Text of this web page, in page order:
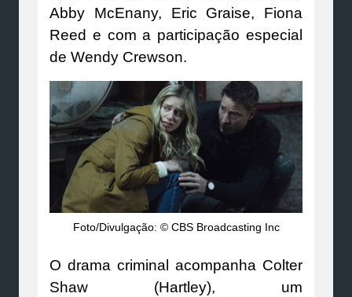
Abby McEnany, Eric Graise, Fiona
Reed e com a participação especial
de Wendy Crewson.
Foto/Divulgação: © CBS Broadcasting Inc
O drama criminal acompanha Colter
Shaw (Hartley), um